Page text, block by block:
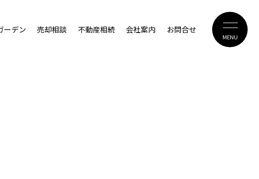
ーデン 売却相談 不動産相続 会社案内 お問合せ
MENU